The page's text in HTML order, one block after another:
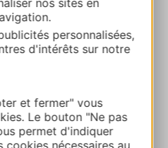
personnalisées,
d'intérêts sur notre
et fermer" vous
Le bouton "Ne pas
permet d'indiquer